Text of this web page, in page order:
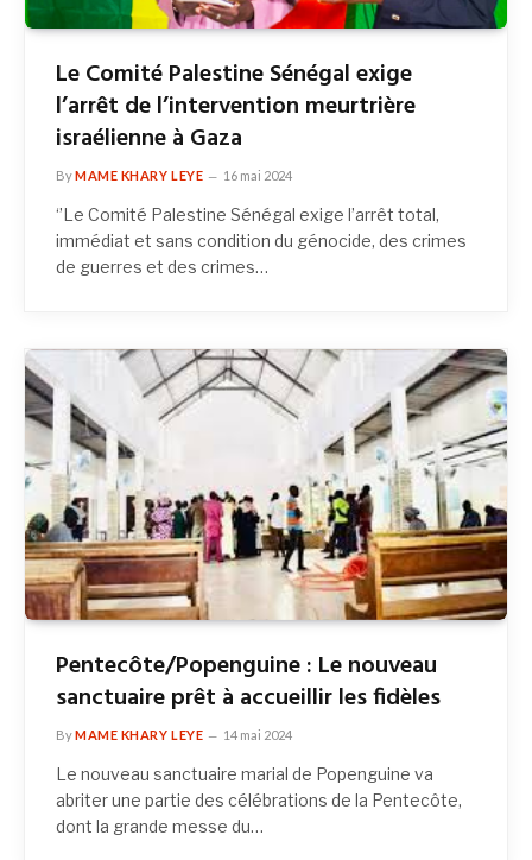
Le Comité Palestine Sénégal exige
l’arrêt de l’intervention meurtrière
israélienne à Gaza
ByMAME KHARY LEYE 16 mai 2024
‘’Le Comité Palestine Sénégal exige l’arrêt total,
immédiat et sans condition du génocide, des crimes
de guerres et des crimes…
Pentecôte/Popenguine : Le nouveau
sanctuaire prêt à accueillir les fidèles
ByMAME KHARY LEYE 14 mai 2024
Le nouveau sanctuaire marial de Popenguine va
abriter une partie des célébrations de la Pentecôte,
dont la grande messe du…